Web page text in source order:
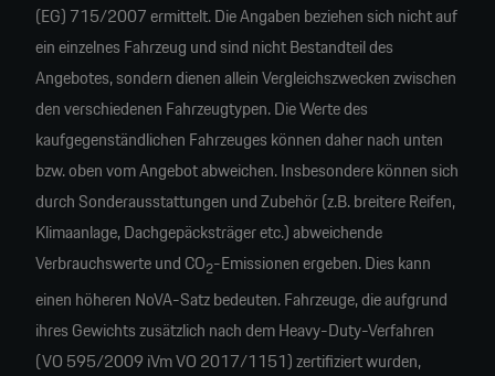
(EG) 715/2007 ermittelt. Die Angaben beziehen sich nicht auf
ein einzelnes Fahrzeug und sind nicht Bestandteil des
Angebotes, sondern dienen allein Vergleichszwecken zwischen
den verschiedenen Fahrzeugtypen. Die Werte des
kaufgegenständlichen Fahrzeuges können daher nach unten
bzw. oben vom Angebot abweichen. Insbesondere können sich
durch Sonderausstattungen und Zubehör (z.B. breitere Reifen,
Klimaanlage, Dachgepäcksträger etc.) abweichende
Verbrauchswerte und CO2-Emissionen ergeben. Dies kann
einen höheren NoVA-Satz bedeuten. Fahrzeuge, die aufgrund
ihres Gewichts zusätzlich nach dem Heavy-Duty-Verfahren
(VO 595/2009 iVm VO 2017/1151) zertifiziert wurden,